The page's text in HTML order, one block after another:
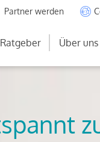
Partner werden
Ratgeber Über uns